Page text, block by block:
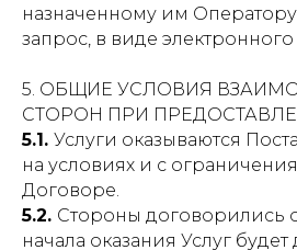
назначенному им
запрос, в виде
5. ОБЩИЕ УСЛОВИЯ
СТОРОН ПРИ
5.1. Услуги оказываются
на условиях и с
Договоре.
5.2. Стороны договорились
начала оказания Услуг